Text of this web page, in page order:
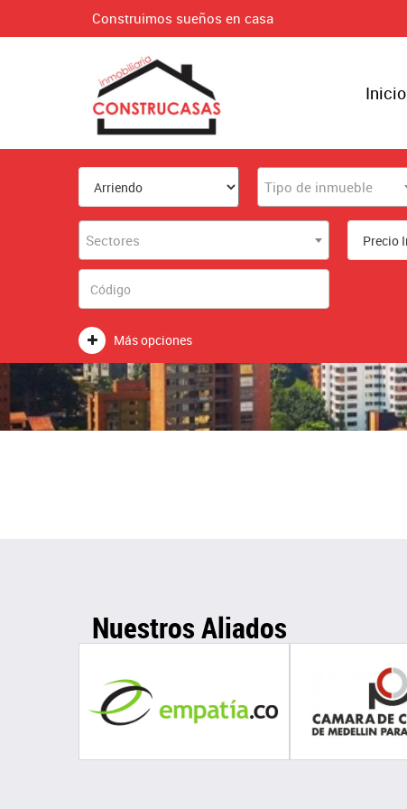
Construimos sueños en casa
Inicio
Tipo de inmueble
Sectores
Más opciones
Nuestros Aliados